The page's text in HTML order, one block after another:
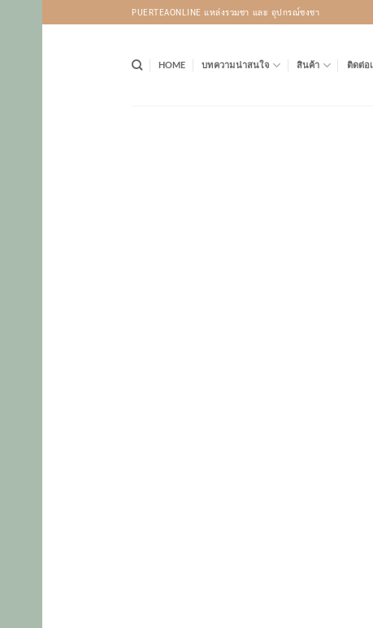
to
PUERTEAONLINE แหล่งรวมชา และ อุปกรณ์ชงชา
HOME บทความน่าสนใจ สินค้า ติดต่อ